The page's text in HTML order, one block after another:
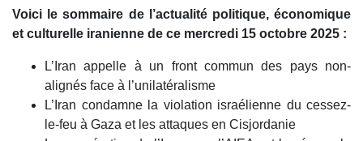
5
minutes,
7
Voici le sommaire de l’actualité politique, économique
et culturelle iranienne de ce mercredi 15 octobre 2025 :
L’Iran appelle à un front commun des pays non-
alignés face à l’unilatéralisme
L’Iran condamne la violation israélienne du cessez-
le-feu à Gaza et les attaques en Cisjordanie